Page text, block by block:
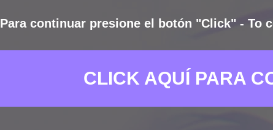
Para continuar presione el botón "Click" - To
CLICK AQUÍ PARA